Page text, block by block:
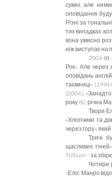
сумні, але
оповідання
Різні за
тих випадках,
вона умисно
ніж виступає на
2006-го
Рок». Але через
оповідань
таємниці»
(2004),
року 82-річна Ма
Твори
«Хлопчики та
через гору»,
Тричі
щасливих
Trillium – за
Чотири
«Еліс Манро